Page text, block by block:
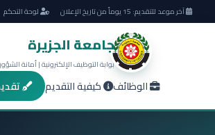
آخر موعد للتقديم: 15 يوماً من تاريخ الإعلان لوحة التحكم
جامعة الجزيرة
بوابة التوظيف الإلكترونية | أمانة
الوظائف كيفية التقديم